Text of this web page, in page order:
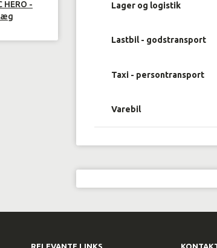
-
Lager og logistik
Lastbil - godstransport
Taxi - persontransport
Varebil
RELEVANTE LINKS